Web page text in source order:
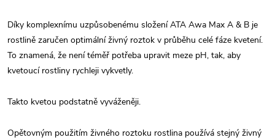
Díky komplexnímu uzpůsobenému složení ATA Awa Max A & B je
rostlině zaručen optimální živný roztok v průběhu celé fáze kvetení.
To znamená, že není téměř potřeba upravit meze pH, tak, aby
kvetoucí rostliny rychleji vykvetly.
Takto kvetou podstatně vyváženěji.
Opětovným použitím živného roztoku rostlina používá stejný živný